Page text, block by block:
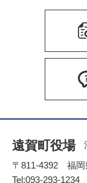
遠賀町役場
〒811-4392 福岡
Tel:093-293-